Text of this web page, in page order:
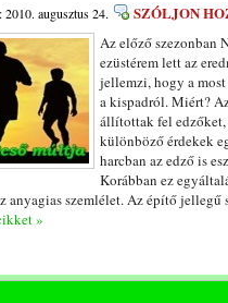
2010. augusztus 24. SZÓLJON
Az előző szezonban
ezüstérem lett az
jellemzi, hogy a
a kispadról. Miért?
állítottak fel edzőket,
különböző érdekek
harcban az edző is
Korábban ez
anyagias szemlélet. Az építő jellegű
»